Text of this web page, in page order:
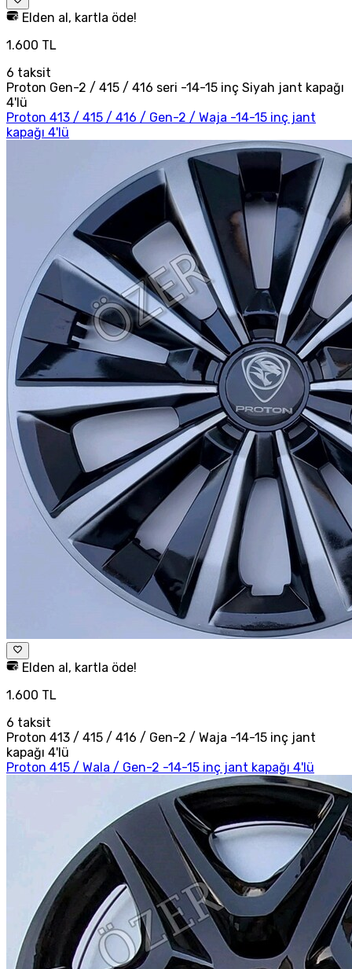
Elden al, kartla öde!
1.600 TL
6 taksit
Proton Gen-2 / 415 / 416 seri -14-15 inç Siyah jant kapağı
4'lü
Proton 413 / 415 / 416 / Gen-2 / Waja -14-15 inç jant
kapağı 4'lü
Elden al, kartla öde!
1.600 TL
6 taksit
Proton 413 / 415 / 416 / Gen-2 / Waja -14-15 inç jant
kapağı 4'lü
Proton 415 / Wala / Gen-2 -14-15 inç jant kapağı 4'lü